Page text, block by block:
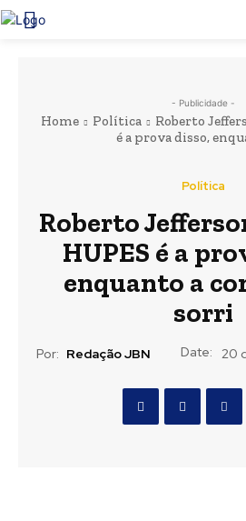
- Publicidade -
Home Política
Roberto
é a prova disso,
Política
Roberto
HUPES é a
enquanto a
sorri
Por: Redação JBN Date: 20